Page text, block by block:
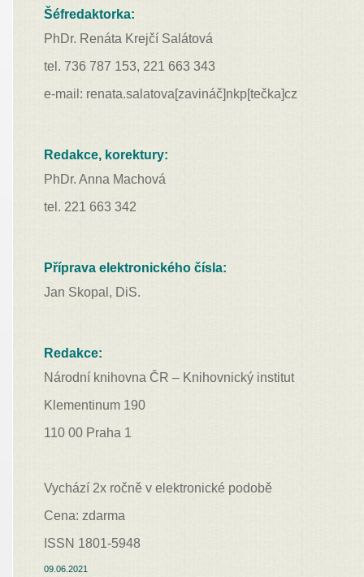
Šéfredaktorka:
PhDr. Renáta Krejčí Salátová
tel. 736 787 153, 221 663 343
e-mail: renata.salatova[zavináč]nkp[tečka]cz
Redakce, korektury:
PhDr. Anna Machová
tel. 221 663 342
Příprava elektronického čísla:
Jan Skopal, DiS.
Redakce:
Národní knihovna ČR – Knihovnický institut
Klementinum 190
110 00 Praha 1
Vychází 2x ročně v elektronické podobě
Cena: zdarma
ISSN 1801-5948
09.06.2021